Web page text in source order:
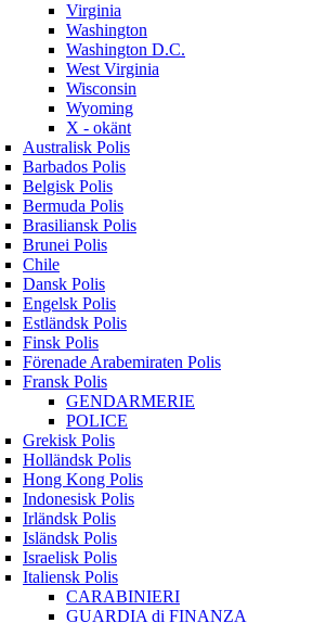
Virginia
Washington
Washington D.C.
West Virginia
Wisconsin
Wyoming
X - okänt
Australisk Polis
Barbados Polis
Belgisk Polis
Bermuda Polis
Brasiliansk Polis
Brunei Polis
Chile
Dansk Polis
Engelsk Polis
Estländsk Polis
Finsk Polis
Förenade Arabemiraten Polis
Fransk Polis
GENDARMERIE
POLICE
Grekisk Polis
Holländsk Polis
Hong Kong Polis
Indonesisk Polis
Irländsk Polis
Isländsk Polis
Israelisk Polis
Italiensk Polis
CARABINIERI
GUARDIA di FINANZA